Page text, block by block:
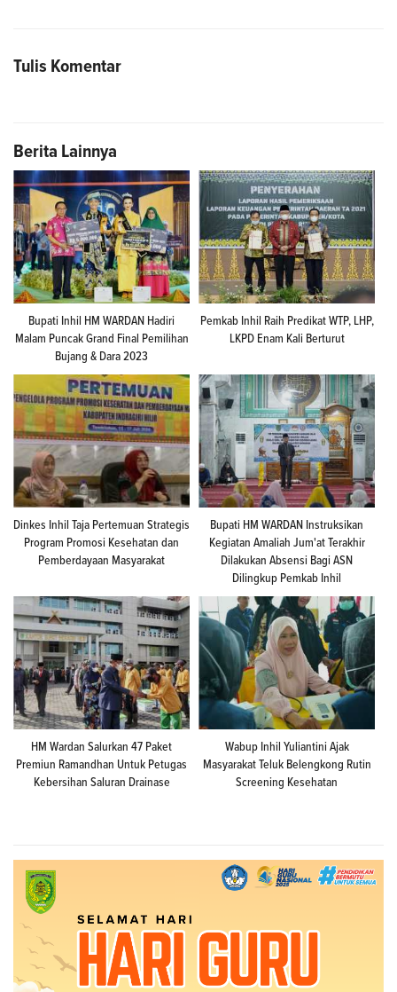
Tulis Komentar
Berita Lainnya
Bupati Inhil HM WARDAN Hadiri
Malam Puncak Grand Final Pemilihan
Bujang & Dara 2023
Pemkab Inhil Raih Predikat WTP, LHP,
LKPD Enam Kali Berturut
Dinkes Inhil Taja Pertemuan Strategis
Program Promosi Kesehatan dan
Pemberdayaan Masyarakat
Bupati HM WARDAN Instruksikan
Kegiatan Amaliah Jum'at Terakhir
Dilakukan Absensi Bagi ASN
Dilingkup Pemkab Inhil
HM Wardan Salurkan 47 Paket
Premiun Ramandhan Untuk Petugas
Kebersihan Saluran Drainase
Wabup Inhil Yuliantini Ajak
Masyarakat Teluk Belengkong Rutin
Screening Kesehatan